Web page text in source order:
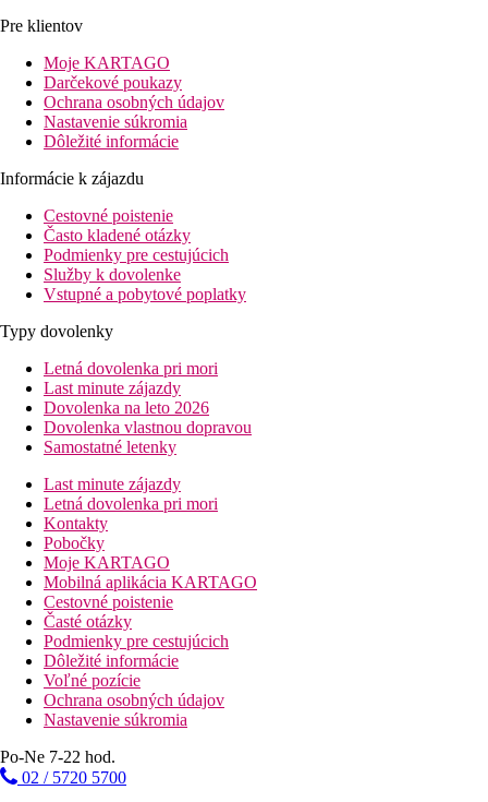
Pre klientov
Moje KARTAGO
Darčekové poukazy
Ochrana osobných údajov
Nastavenie súkromia
Dôležité informácie
Informácie k zájazdu
Cestovné poistenie
Často kladené otázky
Podmienky pre cestujúcich
Služby k dovolenke
Vstupné a pobytové poplatky
Typy dovolenky
Letná dovolenka pri mori
Last minute zájazdy
Dovolenka na leto 2026
Dovolenka vlastnou dopravou
Samostatné letenky
Last minute zájazdy
Letná dovolenka pri mori
Kontakty
Pobočky
Moje KARTAGO
Mobilná aplikácia KARTAGO
Cestovné poistenie
Časté otázky
Podmienky pre cestujúcich
Dôležité informácie
Voľné pozície
Ochrana osobných údajov
Nastavenie súkromia
Po-Ne 7-22 hod.
02 / 5720 5700